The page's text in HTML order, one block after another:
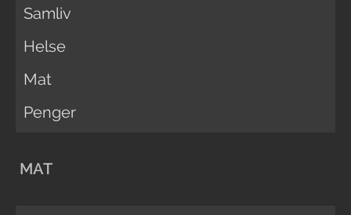
Samliv
Helse
Mat
Penger
MAT